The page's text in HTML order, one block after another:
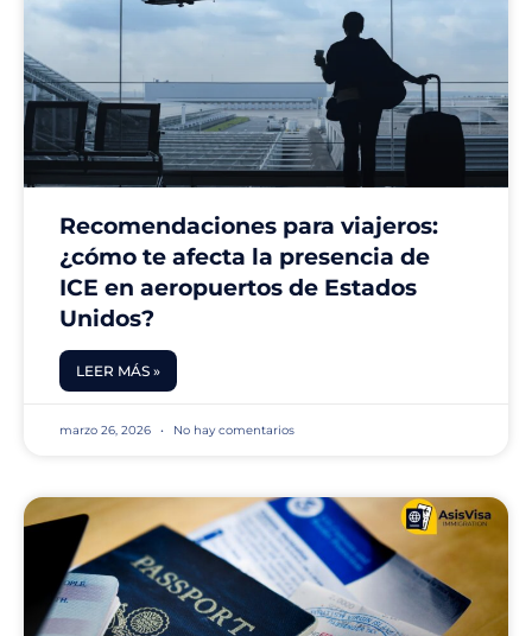
Recomendaciones para viajeros:
¿cómo te afecta la presencia de
ICE en aeropuertos de Estados
Unidos?
LEER MÁS »
marzo 26, 2026 No hay comentarios